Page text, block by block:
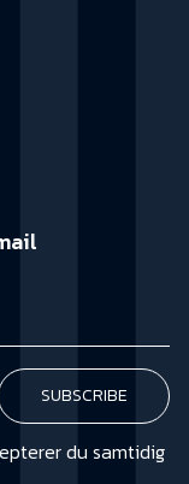
du samtidig